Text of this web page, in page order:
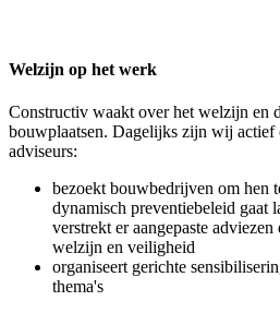
Welzijn op het werk
Constructiv waakt over het welzijn en
bouwplaatsen. Dagelijks zijn wij actief
adviseurs:
bezoekt bouwbedrijven om hen
dynamisch preventiebeleid gaat
verstrekt er aangepaste
welzijn en veiligheid
organiseert gerichte
thema's